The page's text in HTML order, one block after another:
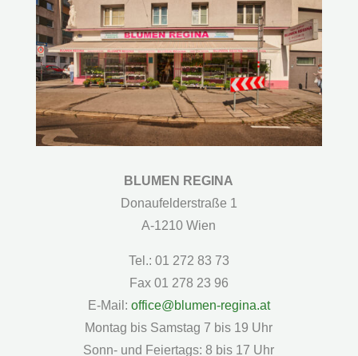
BLUMEN REGINA
Donaufelderstraße 1
A-1210 Wien
Tel.: 01 272 83 73
Fax 01 278 23 96
E-Mail: office@blumen-regina.at
Montag bis Samstag 7 bis 19 Uhr
Sonn- und Feiertags: 8 bis 17 Uhr